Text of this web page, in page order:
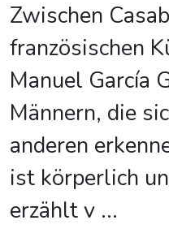
Zwischen
französischen
Manuel García
Männern, die
anderen
ist körperlich
erzählt v ...